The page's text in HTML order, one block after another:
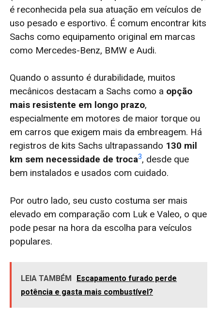
é reconhecida pela sua atuação em veículos de
uso pesado e esportivo. É comum encontrar kits
Sachs como equipamento original em marcas
como Mercedes-Benz, BMW e Audi.
Quando o assunto é durabilidade, muitos
mecânicos destacam a Sachs como a opção
mais resistente em longo prazo,
especialmente em motores de maior torque ou
em carros que exigem mais da embreagem. Há
registros de kits Sachs ultrapassando 130 mil
km sem necessidade de troca3, desde que
bem instalados e usados com cuidado.
Por outro lado, seu custo costuma ser mais
elevado em comparação com Luk e Valeo, o que
pode pesar na hora da escolha para veículos
populares.
LEIA TAMBÉM
Escapamento furado perde
potência e gasta mais combustível?